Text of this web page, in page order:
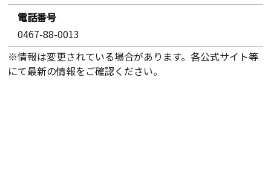
電話番号
0467-88-0013
※情報は変更されている場合があります。各公式サイト等
にて最新の情報をご確認ください。